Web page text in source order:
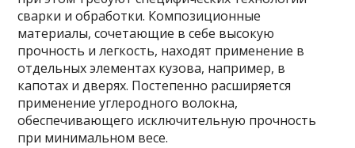
сварки и обработки. Композиционные
материалы, сочетающие в себе высокую
прочность и легкость, находят применение в
отдельных элементах кузова, например, в
капотах и дверях. Постепенно расширяется
применение углеродного волокна,
обеспечивающего исключительную прочность
при минимальном весе.